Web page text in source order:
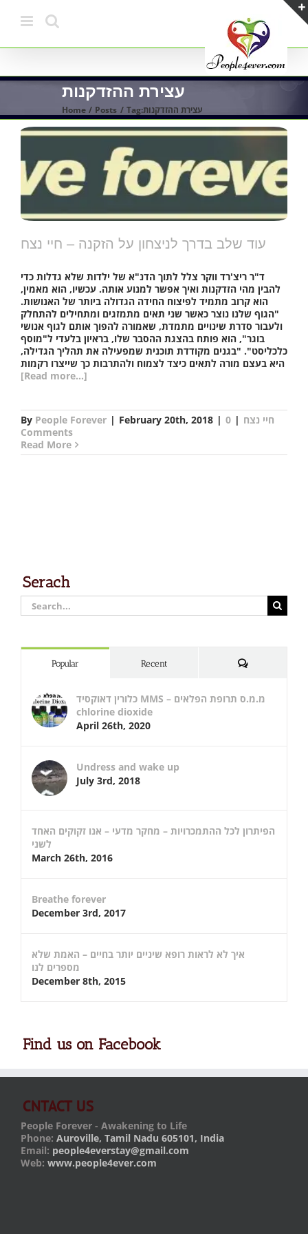
content
עצירת ההזדקנות
Home Posts Tag:עצירת ההזדקנות
עוד שלב בדרך לניצחון על הזקנה – חיי נצח
ד"ר ריצ'רד ווקר צלל לתוך הדנ"א של ילדות שלא גדלות כדי
להבין מהי הזדקנות ואיך אפשר למנוע אותה. עכשיו, הוא מאמין,
הוא קרוב מתמיד לפיצוח החידה הגדולה ביותר של האנושות.
"הגוף שלנו נוצר כאשר שני תאים מתמזגים ומתחילים להתחלק
ולעבור סדרת שינויים מתמדת, שאמורה להפוך אותם לגוף אנושי
בוגר", הוא פותח בהצגת ההסבר שלו, בראיון בלעדי ל"מוסף
כלכליסט". "בגנים מקודדת תוכנית שמפעילה את תהליך הגדילה,
היא בעצם מורה לתאים כיצד לצמוח ולהתרבות כך שייצרו רקמות
[Read more...]
By People Forever | February 20th, 2018 | חיי נצח |
0
Comments
Read More
Serach
Search
for:
Popular Recent Comments
כלורין דאוקסיד MMS – מ.מ.ס תרופת הפלאים
chlorine dioxide
April 26th, 2020
Undress and wake up
July 3rd, 2018
הפיתרון לכל ההתמכרויות – מחקר מדעי – אנו זקוקים האחד
לשני
March 26th, 2016
Breathe forever
December 3rd, 2017
איך לא לראות רופא שיניים יותר בחיים – האמת שלא
מספרים לנו
December 8th, 2015
Find us on Facebook
CNTACT US
People Forever - Awakening to Life
Phone: Auroville, Tamil Nadu 605101, India
Email: people4everstay@gmail.com
Web: www.people4ever.com